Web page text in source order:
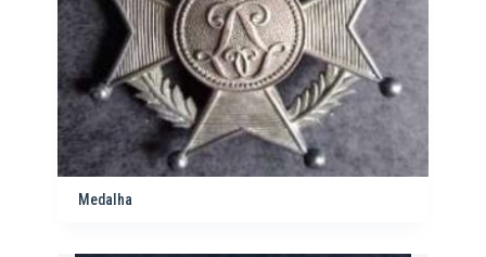
Medalha